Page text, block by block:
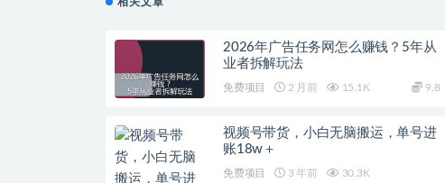
2026年广告任务网怎么赚钱？5年从
业者拆解玩法
免费项目 2 月前 15.1K 9.8
视频号带货，小白无脑搬运，单号进
账18w＋
免费项目 3 年前 30.3K